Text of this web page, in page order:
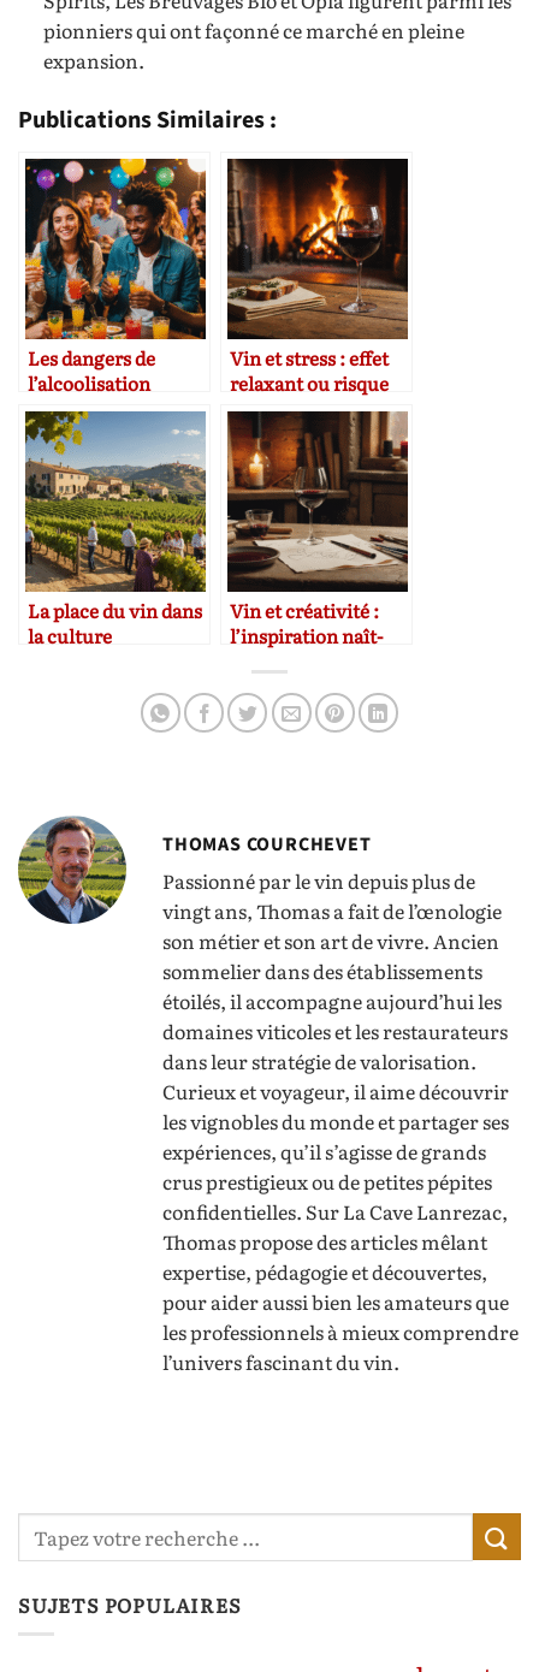
pionniers qui ont façonné ce marché en pleine
expansion.
Publications Similaires :
Les dangers de
l’alcoolisation
festive chez les
jeunes
Vin et stress : effet
relaxant ou risque
de dépendance ?
La place du vin dans
la culture
ses effets sur le bien-
Vin et créativité :
l’inspiration naît-
rouge ?
THOMAS COURCHEVET
Passionné par le vin depuis plus de
vingt ans, Thomas a fait de l’œnologie
son métier et son art de vivre. Ancien
sommelier dans des établissements
étoilés, il accompagne aujourd’hui les
domaines viticoles et les restaurateurs
dans leur stratégie de valorisation.
Curieux et voyageur, il aime découvrir
les vignobles du monde et partager ses
expériences, qu’il s’agisse de grands
crus prestigieux ou de petites pépites
confidentielles. Sur La Cave Lanrezac,
Thomas propose des articles mêlant
expertise, pédagogie et découvertes,
pour aider aussi bien les amateurs que
les professionnels à mieux comprendre
l’univers fascinant du vin.
SUJETS POPULAIRES